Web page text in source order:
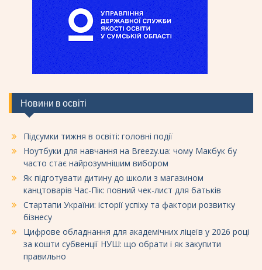
Новини в освіті
Підсумки тижня в освіті: головні події
Ноутбуки для навчання на Breezy.ua: чому Макбук бу
часто стає найрозумнішим вибором
Як підготувати дитину до школи з магазином
канцтоварів Час-Пік: повний чек-лист для батьків
Стартапи України: історії успіху та фактори розвитку
бізнесу
Цифрове обладнання для академічних ліцеїв у 2026 році
за кошти субвенції НУШ: що обрати і як закупити
правильно